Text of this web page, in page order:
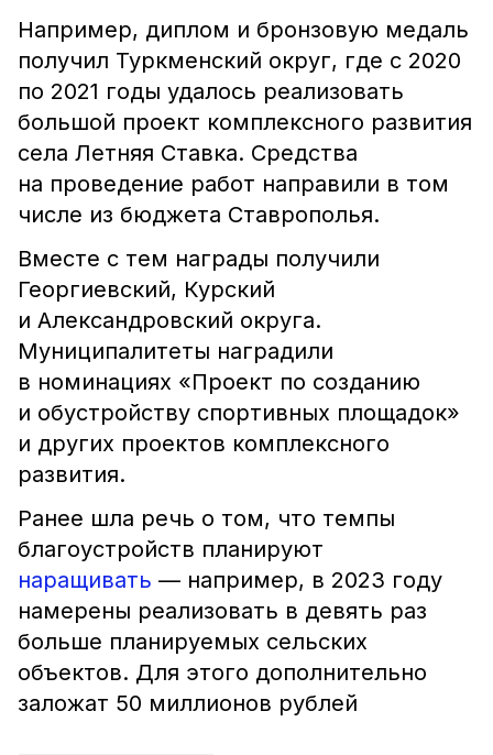
Например, диплом и бронзовую медаль
получил Туркменский округ, где с 2020
по 2021 годы удалось реализовать
большой проект комплексного развития
села Летняя Ставка. Средства
на проведение работ направили в том
числе из бюджета Ставрополья.
Вместе с тем награды получили
Георгиевский, Курский
и Александровский округа.
Муниципалитеты наградили
в номинациях «Проект по созданию
и обустройству спортивных площадок»
и других проектов комплексного
развития.
Ранее шла речь о том, что темпы
благоустройств планируют
наращивать — например, в 2023 году
намерены реализовать в девять раз
больше планируемых сельских
объектов. Для этого дополнительно
заложат 50 миллионов рублей